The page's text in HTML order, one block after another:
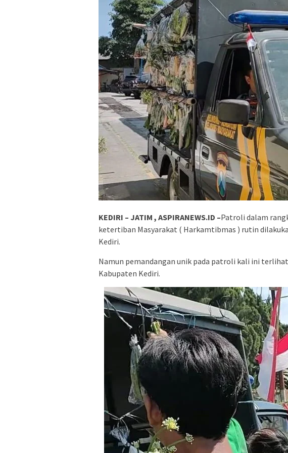
KEDIRI – JATIM , ASPIRANEWS.ID –Patroli dalam
ketertiban Masyarakat ( Harkamtibmas ) rutin
Kediri.
Namun pemandangan unik pada patroli kali ini
Kabupaten Kediri.